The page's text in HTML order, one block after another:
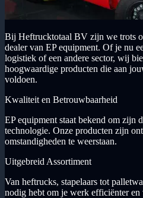
Bij Heftrucktotaal BV zijn we trots
dealer van EP equipment. Of je nu
logistiek of een andere sector, wij
hoogwaardige producten die aan
voldoen.
Kwaliteit en Betrouwbaarheid
EP equipment staat bekend om zijn
technologie. Onze producten zijn
omstandigheden te weerstaan.
Uitgebreid Assortiment
Van heftrucks, stapelaars tot
nodig hebt om je werk efficiënter